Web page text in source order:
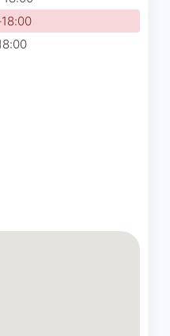
gosto de quero
parabenizar a
e pela
o professor
recomento e